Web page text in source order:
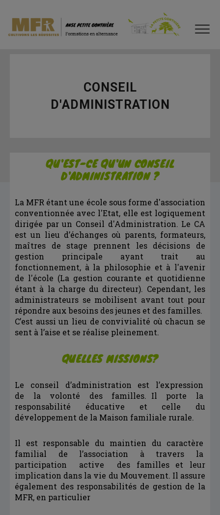
CONSEIL
D'ADMINISTRATION
QU'EST-CE QU'UN CONSEIL
D'ADMINISTRATION ?
La MFR étant une école sous forme d'association
conventionnée avec l'Etat, elle est logiquement
dirigée par un Conseil d'Administration. Le CA
est un lieu d’échanges où parents, formateurs,
maîtres de stage prennent les décisions de
gestion principale ayant trait au
fonctionnement, à la philosophie et à l'avenir
de l'école (La gestion courante et quotidienne
étant à la charge du directeur). Cependant, les
administrateurs se mobilisent avant tout pour
répondre aux besoins des jeunes et des familles.
C’est aussi un lieu de convivialité où chacun se
sent à l’aise et se réalise pleinement.
QUELLES MISSIONS?
Le conseil d’administration est l’expression
de la volonté des familles. Il porte la
responsabilité éducative et celle du
développement de la Maison familiale rurale.
Il est responsable du maintien du caractère
familial de l’association à travers la
participation active des familles et leur
implication dans la vie du Mouvement. Il assure
également des responsabilités de gestion de la
MFR, en particulier